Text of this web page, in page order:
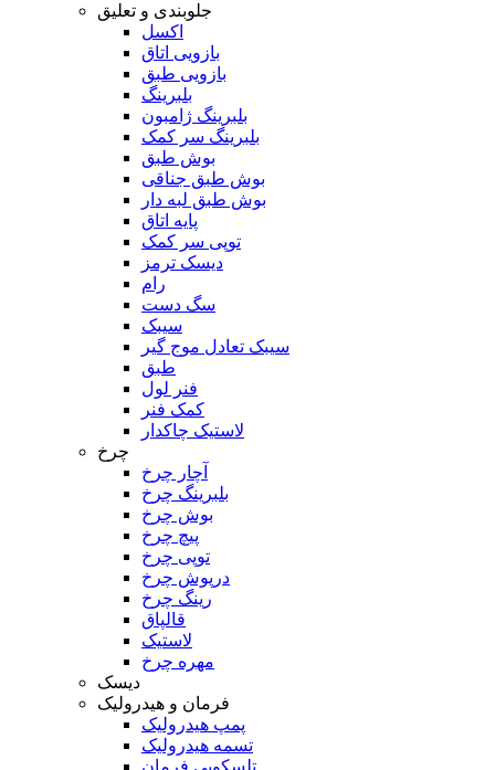
جلوبندی و تعلیق
اکسل
بازویی اتاق
بازویی طبق
بلبرینگ
بلبرینگ ژامبون
بلبرینگ سر کمک
بوش طبق
بوش طبق جناقی
بوش طبق لبه دار
پایه اتاق
توپی سر کمک
دیسک ترمز
رام
سگ دست
سیبک
سیبک تعادل موج گیر
طبق
فنر لول
کمک فنر
لاستیک چاکدار
چرخ
آچار چرخ
بلبرینگ چرخ
بوش چرخ
پیچ چرخ
توپی چرخ
درپوش چرخ
رینگ چرخ
قالپاق
لاستیک
مهره چرخ
دیسک
فرمان و هیدرولیک
پمپ هیدرولیک
تسمه هیدرولیک
تلسکوپی فرمان